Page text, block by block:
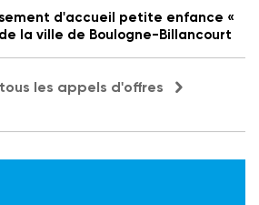
d'accueil petite enfance «
la ville de Boulogne-Billancourt
les appels d'offres